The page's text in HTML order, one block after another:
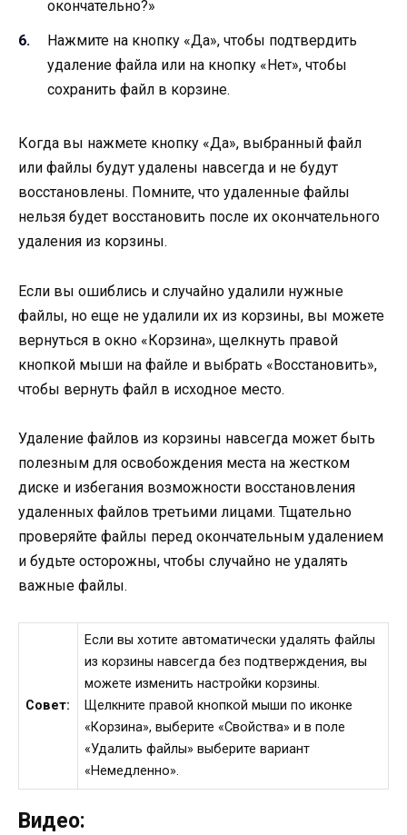
окончательно?»
Нажмите на кнопку «Да», чтобы подтвердить
удаление файла или на кнопку «Нет», чтобы
сохранить файл в корзине.
Когда вы нажмете кнопку «Да», выбранный файл
или файлы будут удалены навсегда и не будут
восстановлены. Помните, что удаленные файлы
нельзя будет восстановить после их окончательного
удаления из корзины.
Если вы ошиблись и случайно удалили нужные
файлы, но еще не удалили их из корзины, вы можете
вернуться в окно «Корзина», щелкнуть правой
кнопкой мыши на файле и выбрать «Восстановить»,
чтобы вернуть файл в исходное место.
Удаление файлов из корзины навсегда может быть
полезным для освобождения места на жестком
диске и избегания возможности восстановления
удаленных файлов третьими лицами. Тщательно
проверяйте файлы перед окончательным удалением
и будьте осторожны, чтобы случайно не удалять
важные файлы.
Совет:
Если вы хотите автоматически удалять файлы
из корзины навсегда без подтверждения, вы
можете изменить настройки корзины.
Щелкните правой кнопкой мыши по иконке
«Корзина», выберите «Свойства» и в поле
«Удалить файлы» выберите вариант
«Немедленно».
Видео: